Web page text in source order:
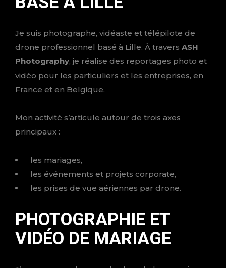
Je suis photographe, vidéaste et télépilote de
drone professionnel basé à Lille. À travers ASH
Photography, je réalise des reportages photo et
vidéo pour les particuliers et les entreprises, en
France et en Belgique.
Mon activité s’articule autour de trois axes
principaux :
les mariages,
les événements et projets corporate,
les prises de vue aériennes par drone.
PHOTOGRAPHIE ET
VIDÉO DE MARIAGE